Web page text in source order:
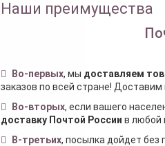
Наши преимущества
Во-первых, мы доставляем
заказов по всей стране!
Во-вторых, если вашего
доставку Почтой России в любой
В-третьих, посылка дойдет без